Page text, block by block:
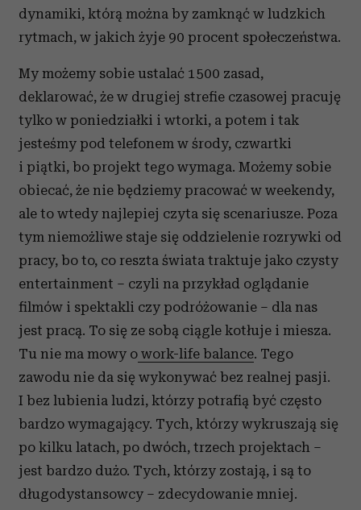
dynamiki, którą można by zamknąć w ludzkich
rytmach, w jakich żyje 90 procent społeczeństwa.
My możemy sobie ustalać 1500 zasad,
deklarować, że w drugiej strefie czasowej pracuję
tylko w poniedziałki i wtorki, a potem i tak
jesteśmy pod telefonem w środy, czwartki
i piątki, bo projekt tego wymaga. Możemy sobie
obiecać, że nie będziemy pracować w weekendy,
ale to wtedy najlepiej czyta się scenariusze. Poza
tym niemożliwe staje się oddzielenie rozrywki od
pracy, bo to, co reszta świata traktuje jako czysty
entertainment – czyli na przykład oglądanie
filmów i spektakli czy podróżowanie – dla nas
jest pracą. To się ze sobą ciągle kotłuje i miesza.
Tu nie ma mowy o work-life balance. Tego
zawodu nie da się wykonywać bez realnej pasji.
I bez lubienia ludzi, którzy potrafią być często
bardzo wymagający. Tych, którzy wykruszają się
po kilku latach, po dwóch, trzech projektach –
jest bardzo dużo. Tych, którzy zostają, i są to
długodystansowcy – zdecydowanie mniej.